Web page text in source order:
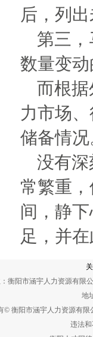
后，列
第三
数量变
而根
力市场
储备情
没有
常繁重
间，静
足，并
衡阳市涵宇人力资源有限
地
© 衡阳市涵宇人力资源有
违法和